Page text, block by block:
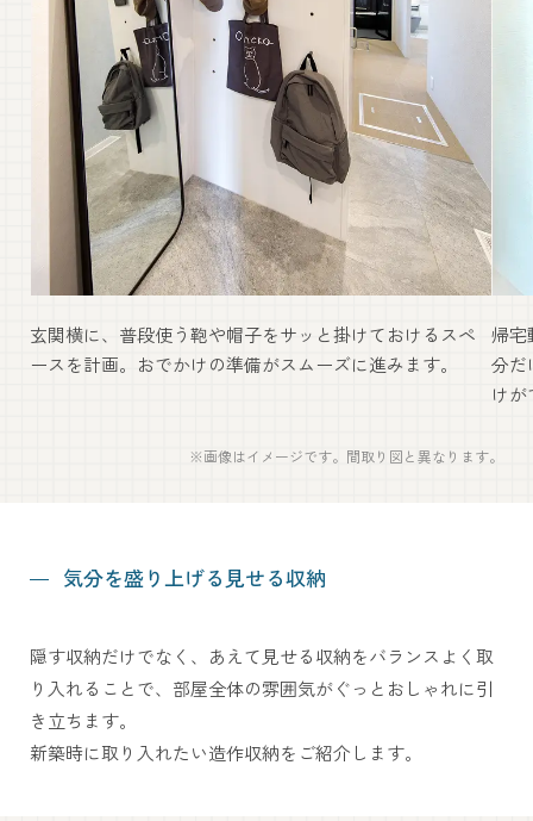
玄関横に、普段使う鞄や帽子をサッと掛けておけるスペ
ースを計画。おでかけの準備がスムーズに進みます。
帰宅
分だ
け
※画像はイメージです。間取り図と異なります。
気分を盛り上げる見せる収納
隠す収納だけでなく、あえて見せる収納をバランスよく 取
り入れることで、部屋全体の雰囲気がぐっと おしゃれに引
き立ちます。
新築時に取り入れたい造作収納をご紹介します。